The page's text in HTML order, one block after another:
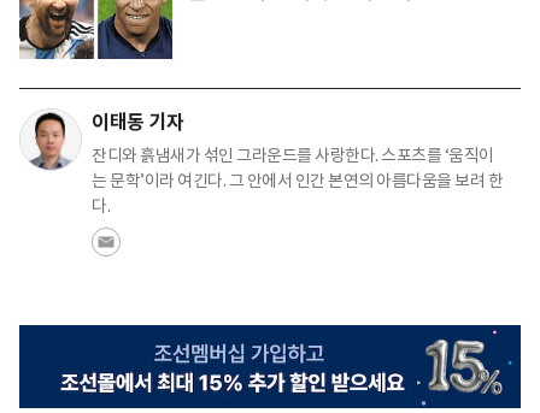
이태동 기자
잔디와 흙냄새가 섞인 그라운드를 사랑한다. 스포츠를 ‘움직이
는 문학’이라 여긴다. 그 안에서 인간 본연의 아름다움을 보려 한
다.